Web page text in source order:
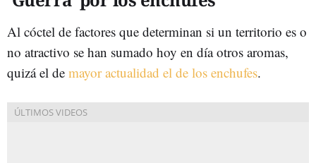
Al cóctel de factores que determinan si un territorio es o
no atractivo se han sumado hoy en día otros aromas,
quizá el de mayor actualidad el de los enchufes.